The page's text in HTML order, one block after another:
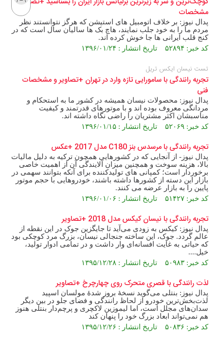
مشخصات
پدال نیوز: بر خلاف اتومبیل های استیشن که هرگز نتوانستند نظر
مردم ما را به خود جلب نمایند، هاچ بک ها سالیان سال است که در
کنج قلب ایرانی ها جا خوش کرده اند.
کد خبر: ۵۲۸۹۴ تاریخ انتشار : ۱۳۹۶/۰۱/۲۴
تست نیسان ایکس تریل
تجربه رانندگی با سامورایی تازه وارد در تهران +تصاویر و مشخصات
فنی
پدال نیوز: محصولات نیسان همیشه در کشور ما به استحکام و
مردانگی معروف بوده اند و با موتورهای قدرتمند و کیفیت
مناسبشان اکثر مشتریان را راضی نگاه داشته اند.
کد خبر: ۵۲۰۶۹ تاریخ انتشار : ۱۳۹۶/۰۱/۱۵
تجربه رانندگی با مرسدس بنز C180 مدل 2017 +عکس
پدال نیوز- از آنجایی که در کشورهایی همچون ترکیه به دلیل مالیات
بالا، هزینه سوخت و همچنین میزان آلایندگی آن از اهمیت خاصی
برخوردار است؛ کمپانی های تولیدکننده برای آنکه بتوانند سهمی در
بازار این دسته از کشورها داشته باشند، خودروهایی با حجم موتور
پایین را به بازار عرضه می کنند.
کد خبر: ۵۱۴۲۷ تاریخ انتشار : ۱۳۹۶/۰۱/۰۶
تجربه رانندگی با نیسان کیکس مدل 2018 +تصاویر
پدال نیوز: کیکس به زودی می‌آید تا جایگزین جوک در این نقطه از
عالم گردد. جوک، این ساخته جنجالی نیسان، بزرگ مرد کوچکی بود
که حیاتی به غایت افسانه‌ای وار داشت و در تمامی ادوار تولید،
خیل....
کد خبر: ۵۰۹۸۳ تاریخ انتشار : ۱۳۹۵/۱۲/۲۸
لذت رانندگی با قصری متحرک روی چهارچرخ +تصاویر
پدال نیوز: بنتلی می‌گوید نسخهٔ بروز شدهٔ مولسان اسپید
لذت‌بخش‌ترین خودرو از لحاظ رانندگی و فضای جلو در بین دیگر
سدان‌های مجلل است، اما لیموزین لاکچری و پرچم‌دار بنتلی هنوز
هم نمی‌تواند ابعاد بزرگ خود را پنهان کند
کد خبر: ۵۰۸۳۶ تاریخ انتشار : ۱۳۹۵/۱۲/۲۶